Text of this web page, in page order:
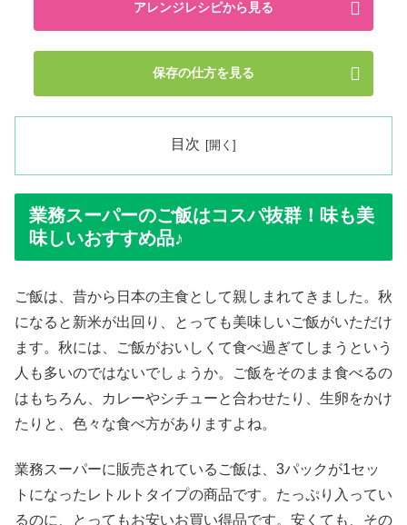
アレンジレシピから見る
保存の仕方を見る
目次
業務スーパーのご飯はコスパ抜群！味も美
味しいおすすめ品♪
ご飯は、昔から日本の主食として親しまれてきました。秋
になると新米が出回り、とっても美味しいご飯がいただけ
ます。秋には、ご飯がおいしくて食べ過ぎてしまうという
人も多いのではないでしょうか。ご飯をそのまま食べるの
はもちろん、カレーやシチューと合わせたり、生卵をかけ
たりと、色々な食べ方がありますよね。
業務スーパーに販売されているご飯は、3パックが1セッ
トになったレトルトタイプの商品です。たっぷり入ってい
るのに、とってもお安いお買い得品です。安くても、その